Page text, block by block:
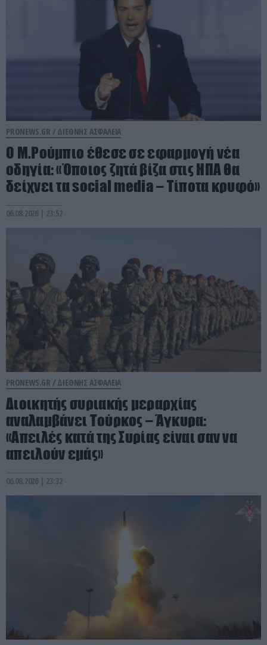
PRONEWS.GR / ΔΙΕΘΝΗΣ ΑΣΦΑΛΕΙΑ
Ο Μ.Ρούμπιο έθεσε σε εφαρμογή νέα
οδηγία: «Όποιος ζητά βίζα στις ΗΠΑ θα
δείχνει τα social media – Τίποτα κρυφό»
06.08.2026 | 23:52
PRONEWS.GR / ΔΙΕΘΝΗΣ ΑΣΦΑΛΕΙΑ
Διοικητής συριακής μεραρχίας
αναλαμβάνει Τούρκος – Άγκυρα:
«Απειλές κατά της Συρίας είναι σαν να
απειλούν εμάς»
06.08.2026 | 23:32